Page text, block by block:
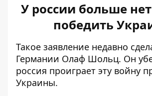
У россии больше
победить
Такое заявление недавно
Германии Олаф Шольц. Он
россия проиграет эту войну
Украины.